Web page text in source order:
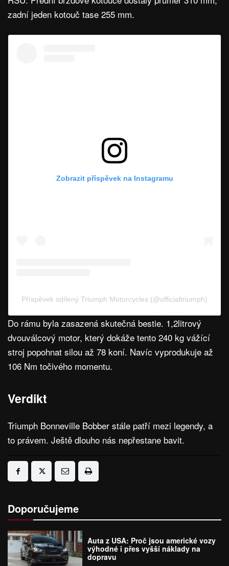
zadní jeden kotouč tase 255 mm.
Zobrazit příspěvek na Instagramu
Příspěvek sdílený Triumph Motorcycles (@officialtriumph)
Do rámu byla zasazená skutečná bestie. 1,2litrový
dvouválcový motor, který dokáže tento 240 kg vážící
stroj popohnat silou až 78 koní. Navíc vyprodukuje až
106 Nm točivého momentu.
Verdikt
Triumph Bonneville Bobber stále patří mezi legendy, a
to právem. Ještě dlouho nás nepřestane bavit.
Doporučujeme
Auta z USA: Proč jsou americké vozy
výhodné i přes vyšší náklady na
dopravu